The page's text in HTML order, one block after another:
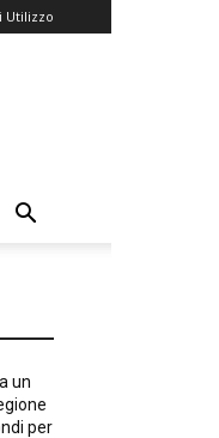
Utilizzo
un
per